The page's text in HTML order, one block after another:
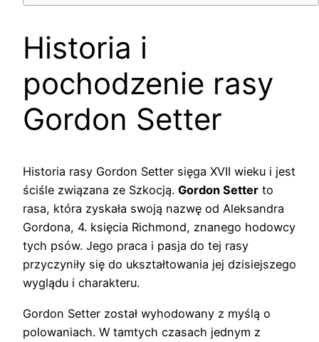
Historia i
pochodzenie rasy
Gordon Setter
Historia rasy Gordon Setter sięga XVII wieku i jest
ściśle związana ze Szkocją. Gordon Setter to
rasa, która zyskała swoją nazwę od Aleksandra
Gordona, 4. księcia Richmond, znanego hodowcy
tych psów. Jego praca i pasja do tej rasy
przyczyniły się do ukształtowania jej dzisiejszego
wyglądu i charakteru.
Gordon Setter został wyhodowany z myślą o
polowaniach. W tamtych czasach jednym z